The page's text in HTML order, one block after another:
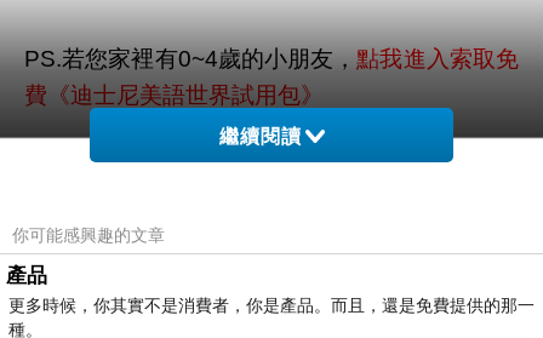
PS.若您家裡有0~4歲的小朋友，點我進入索取免
費《迪士尼美語世界試用包》
↓↓↓限量特優價格按鈕↓↓↓
繼續閱讀
你可能感興趣的文章
產品
更多時候，你其實不是消費者，你是產品。而且，還是免費提供的那一
種。